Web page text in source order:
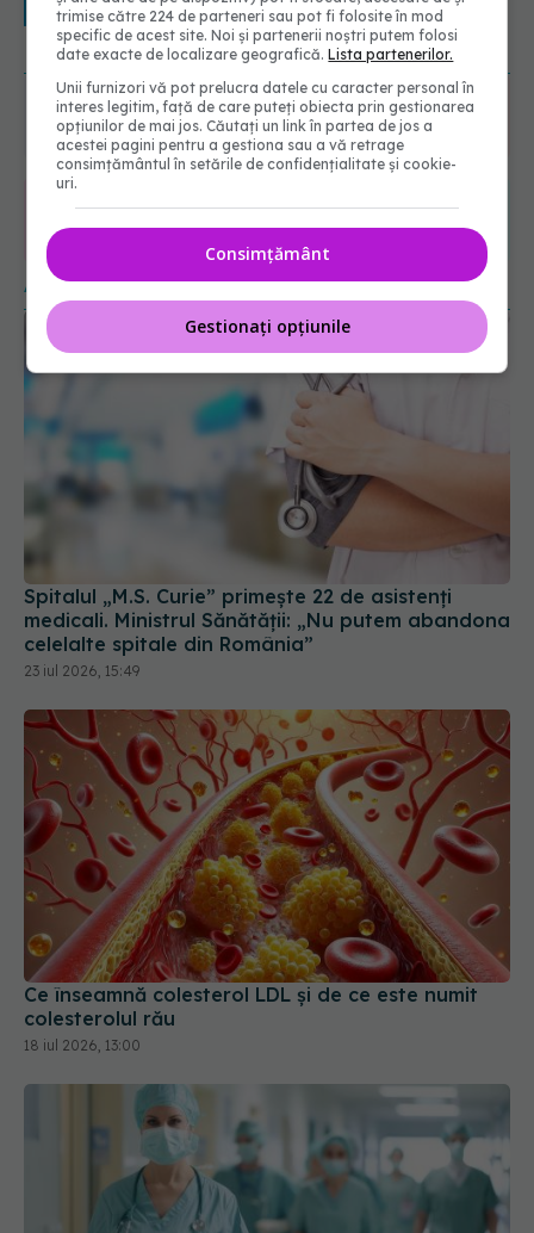
08.08.2026, 20:00
URMĂREȘTE-NE ȘI PE:
URMĂRITORI 6560
ABONAȚI
365 1401
ARTICOLE SIMILARE
Spitalul „M.S. Curie” primește 22 de asistenți
medicali. Ministrul Sănătății: „Nu putem abandona
celelalte spitale din România”
23 iul 2026, 15:49
Ce înseamnă colesterol LDL și de ce este numit
colesterolul rău
18 iul 2026, 13:00
trimise către 224 de parteneri sau pot fi folosite în mod
specific de acest site. Noi și partenerii noștri putem folosi
date exacte de localizare geografică.Lista partenerilor.
Unii furnizori vă pot prelucra datele cu caracter personal în
interes legitim, față de care puteți obiecta prin gestionarea
opțiunilor de mai jos. Căutați un link în partea de jos a
acestei pagini pentru a gestiona sau a vă retrage
consimțământul în setările de confidențialitate și cookie-
uri.
Consimțământ
Gestionați opțiunile